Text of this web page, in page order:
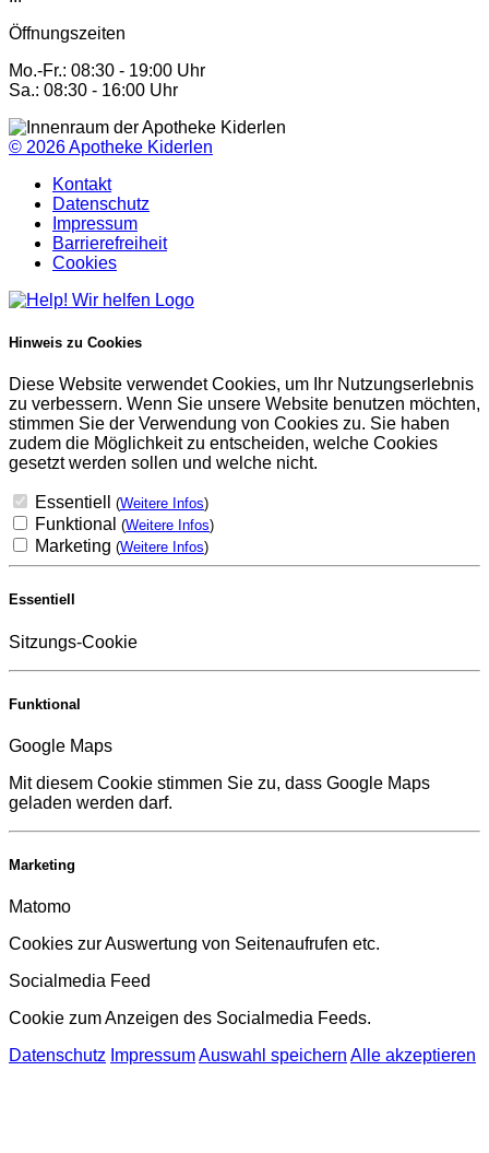
Öffnungszeiten
Mo.-Fr.: 08:30 - 19:00 Uhr
Sa.: 08:30 - 16:00 Uhr
© 2026Apotheke Kiderlen
Kontakt
Datenschutz
Impressum
Barrierefreiheit
Cookies
Hinweis zu Cookies
Diese Website verwendet Cookies, um Ihr Nutzungserlebnis
zu verbessern. Wenn Sie unsere Website benutzen möchten,
stimmen Sie der Verwendung von Cookies zu. Sie haben
zudem die Möglichkeit zu entscheiden, welche Cookies
gesetzt werden sollen und welche nicht.
Essentiell (Weitere Infos)
Funktional (Weitere Infos)
Marketing (Weitere Infos)
Essentiell
Sitzungs-Cookie
Funktional
Google Maps
Mit diesem Cookie stimmen Sie zu, dass Google Maps
geladen werden darf.
Marketing
Matomo
Cookies zur Auswertung von Seitenaufrufen etc.
Socialmedia Feed
Cookie zum Anzeigen des Socialmedia Feeds.
Datenschutz ImpressumAuswahl speichern Alle akzeptieren